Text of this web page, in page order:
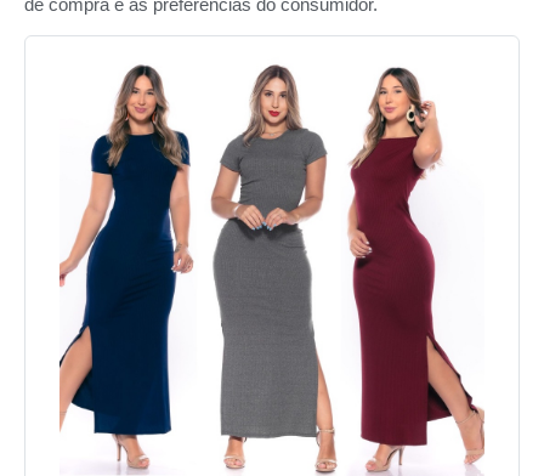
de compra e as preferências do consumidor.